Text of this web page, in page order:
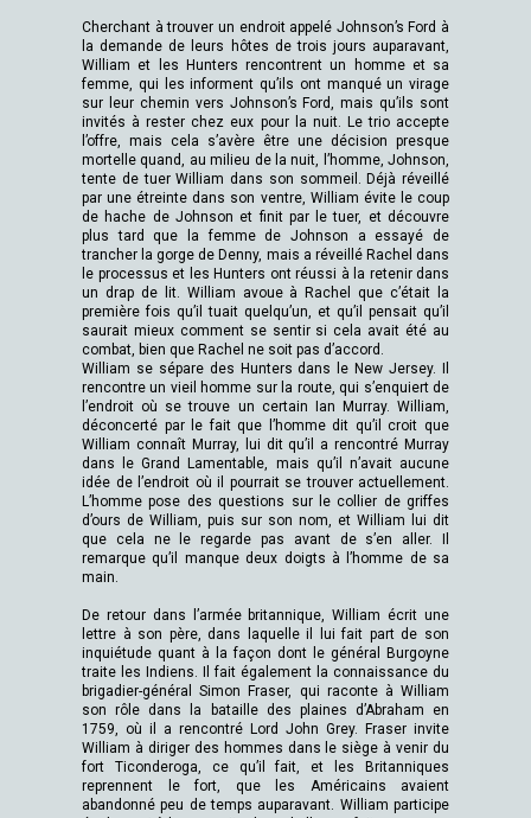
Cherchant à trouver un endroit appelé Johnson’s Ford à
la demande de leurs hôtes de trois jours auparavant,
William et les Hunters rencontrent un homme et sa
femme, qui les informent qu’ils ont manqué un virage
sur leur chemin vers Johnson’s Ford, mais qu’ils sont
invités à rester chez eux pour la nuit. Le trio accepte
l’offre, mais cela s’avère être une décision presque
mortelle quand, au milieu de la nuit, l’homme, Johnson,
tente de tuer William dans son sommeil. Déjà réveillé
par une étreinte dans son ventre, William évite le coup
de hache de Johnson et finit par le tuer, et découvre
plus tard que la femme de Johnson a essayé de
trancher la gorge de Denny, mais a réveillé Rachel dans
le processus et les Hunters ont réussi à la retenir dans
un drap de lit. William avoue à Rachel que c’était la
première fois qu’il tuait quelqu’un, et qu’il pensait qu’il
saurait mieux comment se sentir si cela avait été au
combat, bien que Rachel ne soit pas d’accord.
William se sépare des Hunters dans le New Jersey. Il
rencontre un vieil homme sur la route, qui s’enquiert de
l’endroit où se trouve un certain Ian Murray. William,
déconcerté par le fait que l’homme dit qu’il croit que
William connaît Murray, lui dit qu’il a rencontré Murray
dans le Grand Lamentable, mais qu’il n’avait aucune
idée de l’endroit où il pourrait se trouver actuellement.
L’homme pose des questions sur le collier de griffes
d’ours de William, puis sur son nom, et William lui dit
que cela ne le regarde pas avant de s’en aller. Il
remarque qu’il manque deux doigts à l’homme de sa
main.
De retour dans l’armée britannique, William écrit une
lettre à son père, dans laquelle il lui fait part de son
inquiétude quant à la façon dont le général Burgoyne
traite les Indiens. Il fait également la connaissance du
brigadier-général Simon Fraser, qui raconte à William
son rôle dans la bataille des plaines d’Abraham en
1759, où il a rencontré Lord John Grey. Fraser invite
William à diriger des hommes dans le siège à venir du
fort Ticonderoga, ce qu’il fait, et les Britanniques
reprennent le fort, que les Américains avaient
abandonné peu de temps auparavant. William participe